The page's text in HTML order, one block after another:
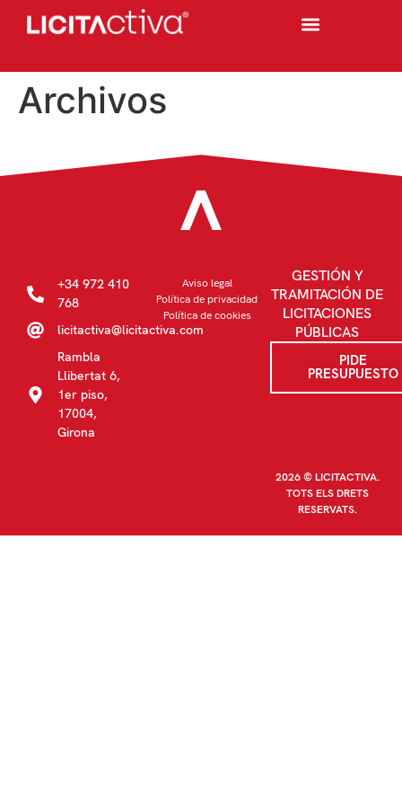
Archivos
+34 972 410
768
licitactiva@licitactiva.com
Rambla
Llibertat 6,
1er piso,
17004,
Girona
Aviso legal
Política de privacidad
Política de cookies
GESTIÓN Y
TRAMITACIÓN DE
LICITACIONES
PÚBLICAS
PIDE
PRESUPUESTO
2026 © LICITACTIVA.
TOTS ELS DRETS
RESERVATS.